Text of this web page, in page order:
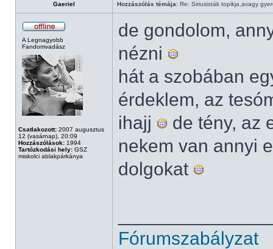
Gaeriel Hozzászólás témája: Re: Siriusisták topikja,avagy
A Legnagyobb
Fandomvadász
Csatlakozott: 2007 augusztus
12 (vasárnap), 20:09
Hozzászólások: 1994
Tartózkodási hely: GSZ
miskolci ablakpárkánya
de gondolom,
nézni
hát a szobában
érdeklem, az
ihajj
de tény, az
nekem van annyi
dolgokat
Fórumszabályzat